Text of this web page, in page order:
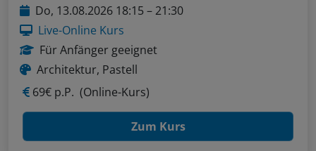
Do, 13.08.2026 18:15 – 21:30
Live-Online Kurs
Für Anfänger geeignet
Architektur, Pastell
69€ p.P. (Online-Kurs)
Zum Kurs